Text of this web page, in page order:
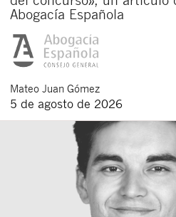
Abogacía Española
Mateo Juan Gómez
5 de agosto de 2026